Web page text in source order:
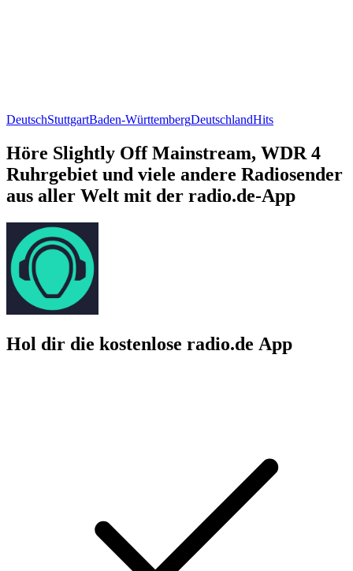
DeutschStuttgartBaden-WürttembergDeutschlandHits
Höre Slightly Off Mainstream, WDR 4
Ruhrgebiet und viele andere Radiosender
aus aller Welt mit der radio.de-App
Hol dir die kostenlose radio.de App